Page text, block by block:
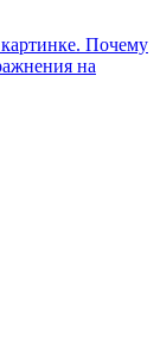
Почему
на